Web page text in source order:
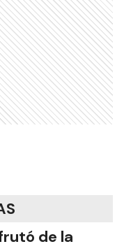
de la